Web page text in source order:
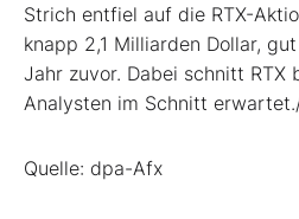
Strich entfiel auf die RTX-
knapp 2,1 Milliarden Dollar,
Jahr zuvor. Dabei schnitt RTX
Analysten im Schnitt
Quelle: dpa-Afx